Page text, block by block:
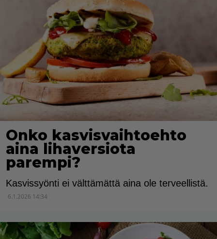
Onko kasvisvaihtoehto
aina lihaversiota
parempi?
Kasvissyönti ei välttämättä aina ole terveellistä.
6.1.2026 14:34